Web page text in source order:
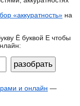
«аккуратность» на
Ё буквой Е чтобы
и онлайн —